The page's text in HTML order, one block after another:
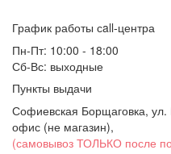
График работы сall-центра
Пн-Пт: 10:00 - 18:00
Сб-Вс: выходные
Пункты выдачи
Софиевская Борщаговка,
офис (не магазин),
(самовывоз ТОЛЬКО после